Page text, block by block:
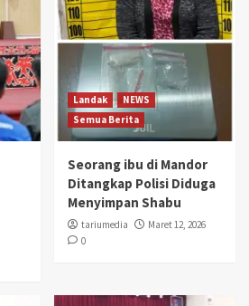
Landak
NEWS
Semua Berita
Seorang ibu di Mandor
Ditangkap Polisi Diduga
Menyimpan Shabu
tariumedia
Maret 12, 2026
0